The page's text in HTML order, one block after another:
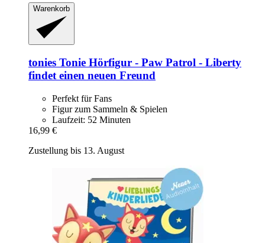
Warenkorb
tonies Tonie Hörfigur -​ Paw Patrol -​ Liberty
findet einen neuen Freund
Perfekt für Fans
Figur zum Sammeln & Spielen
Laufzeit: 52 Minuten
16,99 €
Zustellung bis 13. August